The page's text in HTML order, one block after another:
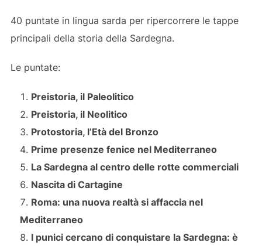
40 puntate in lingua sarda per ripercorrere le tappe
principali della storia della Sardegna.
Le puntate:
Preistoria, il Paleolitico
Preistoria, il Neolitico
Protostoria, l’Età del Bronzo
Prime presenze fenice nel Mediterraneo
La Sardegna al centro delle rotte commerciali
Nascita di Cartagine
Roma: una nuova realtà si affaccia nel
Mediterraneo
I punici cercano di conquistare la Sardegna: è